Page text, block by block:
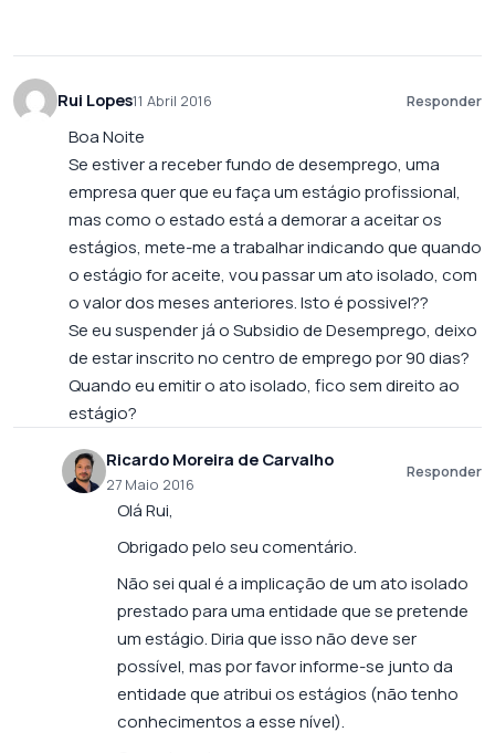
Rui Lopes11 Abril 2016 Responder
Boa Noite
Se estiver a receber fundo de desemprego, uma
empresa quer que eu faça um estágio profissional,
mas como o estado está a demorar a aceitar os
estágios, mete-me a trabalhar indicando que quando
o estágio for aceite, vou passar um ato isolado, com
o valor dos meses anteriores. Isto é possivel??
Se eu suspender já o Subsidio de Desemprego, deixo
de estar inscrito no centro de emprego por 90 dias?
Quando eu emitir o ato isolado, fico sem direito ao
estágio?
Ricardo Moreira de Carvalho
27 Maio 2016
Responder
Olá Rui,
Obrigado pelo seu comentário.
Não sei qual é a implicação de um ato isolado
prestado para uma entidade que se pretende
um estágio. Diria que isso não deve ser
possível, mas por favor informe-se junto da
entidade que atribui os estágios (não tenho
conhecimentos a esse nível).